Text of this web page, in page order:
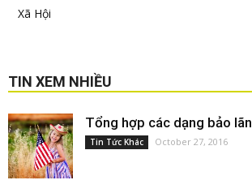
Xã Hội
TIN XEM NHIỀU
Tổng hợp các dạng bảo
Tin Tức Khác October 27, 2016